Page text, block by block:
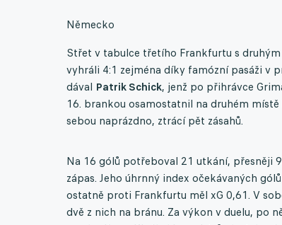
Německo
Střet v tabulce třetího Frankfurtu s druhým
vyhráli 4:1 zejména díky famózní pasáži v
dával Patrik Schick, jenž po přihrávce
16. brankou osamostatnil na druhém
sebou naprázdno, ztrácí pět zásahů.
Na 16 gólů potřeboval 21 utkání, přesněji
zápas. Jeho úhrnný index očekávaných
ostatně proti Frankfurtu měl xG 0,61. V
dvě z nich na bránu. Za výkon v duelu, po